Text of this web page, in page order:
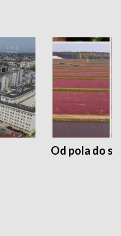
Od pola do